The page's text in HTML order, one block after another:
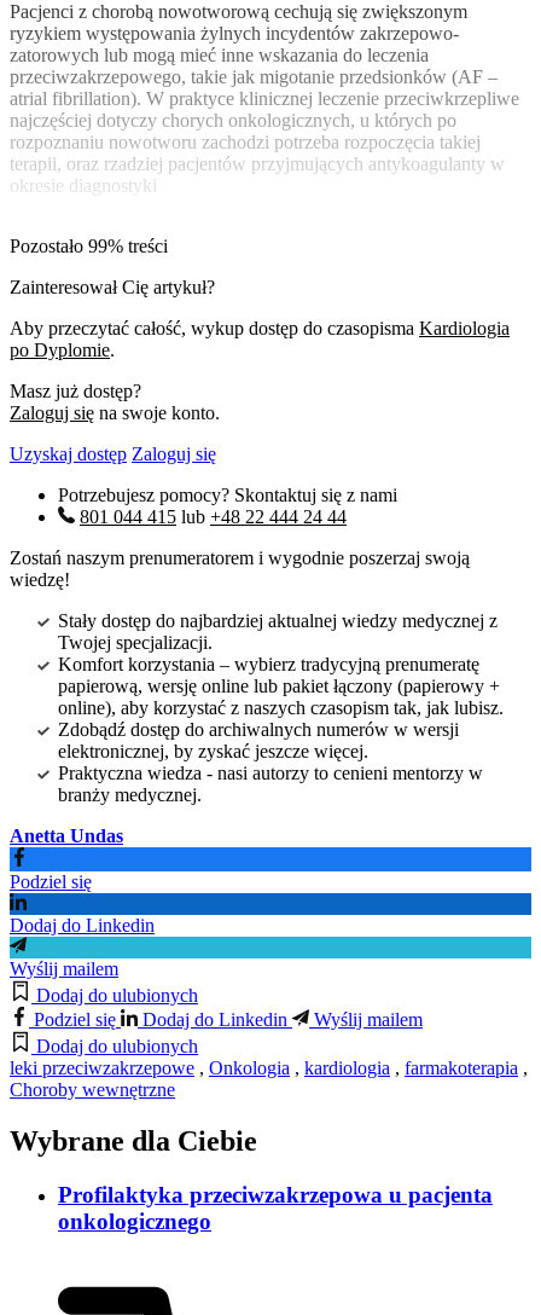
Pacjenci z chorobą nowotworową cechują się zwiększonym
ryzykiem występowania żylnych incydentów zakrzepowo-
zatorowych lub mogą mieć inne wskazania do leczenia
przeciwzakrzepowego, takie jak migotanie przedsionków (AF –
atrial fibrillation). W praktyce klinicznej leczenie przeciwkrzepliwe
najczęściej dotyczy chorych onkologicznych, u których po
rozpoznaniu nowotworu zachodzi potrzeba rozpoczęcia takiej
terapii, oraz rzadziej pacjentów przyjmujących antykoagulanty w
okresie diagnostyki
Pozostało 99% treści
Zainteresował Cię artykuł?
Aby przeczytać całość, wykup dostęp do czasopisma Kardiologia
po Dyplomie.
Masz już dostęp?
Zaloguj się na swoje konto.
Uzyskaj dostęp Zaloguj się
Potrzebujesz pomocy? Skontaktuj się z nami
801 044 415 lub +48 22 444 24 44
Zostań naszym prenumeratorem i wygodnie poszerzaj swoją
wiedzę!
Stały dostęp do najbardziej aktualnej wiedzy medycznej z
Twojej specjalizacji.
Komfort korzystania – wybierz tradycyjną prenumeratę
papierową, wersję online lub pakiet łączony (papierowy +
online), aby korzystać z naszych czasopism tak, jak lubisz.
Zdobądź dostęp do archiwalnych numerów w wersji
elektronicznej, by zyskać jeszcze więcej.
Praktyczna wiedza - nasi autorzy to cenieni mentorzy w
branży medycznej.
Anetta Undas
Podziel się
Dodaj do Linkedin
Wyślij mailem
Dodaj do ulubionych
Podziel się
Dodaj do Linkedin
Wyślij mailem
Dodaj do ulubionych
leki przeciwzakrzepowe , Onkologia , kardiologia , farmakoterapia ,
Choroby wewnętrzne
Wybrane dla Ciebie
Profilaktyka przeciwzakrzepowa u pacjenta
onkologicznego